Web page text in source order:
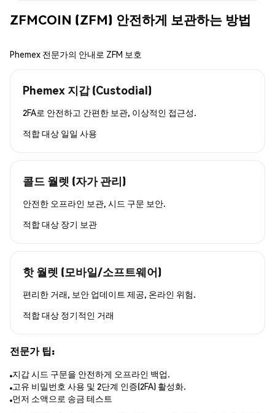
ZFMCOIN (ZFM) 안전하게 보관하는 방법
Phemex 전문가의 안내로 ZFM 보호
Phemex 지갑 (Custodial)
2FA로 안전하고 간편한 보관, 이상적인 접근성.
적합 대상 일일 사용
콜드 월렛 (자가 관리)
안전한 오프라인 보관, 시드 구문 보안.
적합 대상 장기 보관
핫 월렛 (모바일/소프트웨어)
편리한 거래, 보안 업데이트 제공, 온라인 위험.
적합 대상 정기적인 거래
전문가 팁:
지갑 시드 구문을 안전하게 오프라인 백업.
고유 비밀번호 사용 및 2단계 인증(2FA) 활성화.
먼저 소액으로 송금 테스트